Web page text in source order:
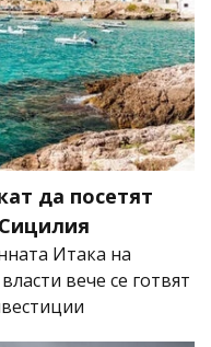
да посетят
Итака на
вече се готвят